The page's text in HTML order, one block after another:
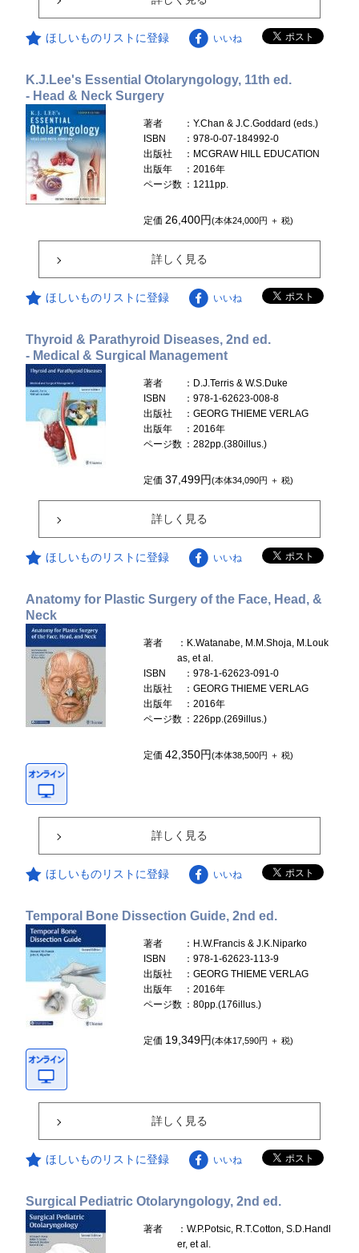
ほしいものリストに登録 いいね
K.J.Lee's Essential Otolaryngology, 11th ed.
- Head & Neck Surgery
著者
：Y.Chan & J.C.Goddard (eds.)
ISBN
：978-0-07-184992-0
出版社
：MCGRAW HILL EDUCATION
出版年
：2016年
ページ数 ：1211pp.
定価26,400円(本体24,000円 ＋ 税)
詳しく見る
ほしいものリストに登録 いいね
Thyroid & Parathyroid Diseases, 2nd ed.
- Medical & Surgical Management
著者
：D.J.Terris & W.S.Duke
ISBN
：978-1-62623-008-8
出版社
：GEORG THIEME VERLAG
出版年
：2016年
ページ数 ：282pp.(380illus.)
定価37,499円(本体34,090円 ＋ 税)
詳しく見る
ほしいものリストに登録 いいね
Anatomy for Plastic Surgery of the Face, Head, &
Neck
著者
：K.Watanabe, M.M.Shoja, M.Louk
as, et al.
ISBN
：978-1-62623-091-0
出版社
：GEORG THIEME VERLAG
出版年
：2016年
ページ数 ：226pp.(269illus.)
定価42,350円(本体38,500円 ＋ 税)
詳しく見る
ほしいものリストに登録 いいね
Temporal Bone Dissection Guide, 2nd ed.
著者
：H.W.Francis & J.K.Niparko
ISBN
：978-1-62623-113-9
出版社
：GEORG THIEME VERLAG
出版年
：2016年
ページ数 ：80pp.(176illus.)
定価 19,349円(本体17,590円 ＋ 税)
詳しく見る
ほしいものリストに登録 いいね
Surgical Pediatric Otolaryngology, 2nd ed.
著者
：W.P.Potsic, R.T.Cotton, S.D.Handl
er, et al.